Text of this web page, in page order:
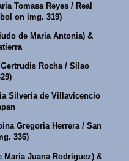
Tomasa Reyes / Real
on img. 319)
de Maria Antonia) &
Rocha / Silao
Silveria de Villavicencio
Gregoria Herrera / San
336)
Maria Juana Rodriguez) &